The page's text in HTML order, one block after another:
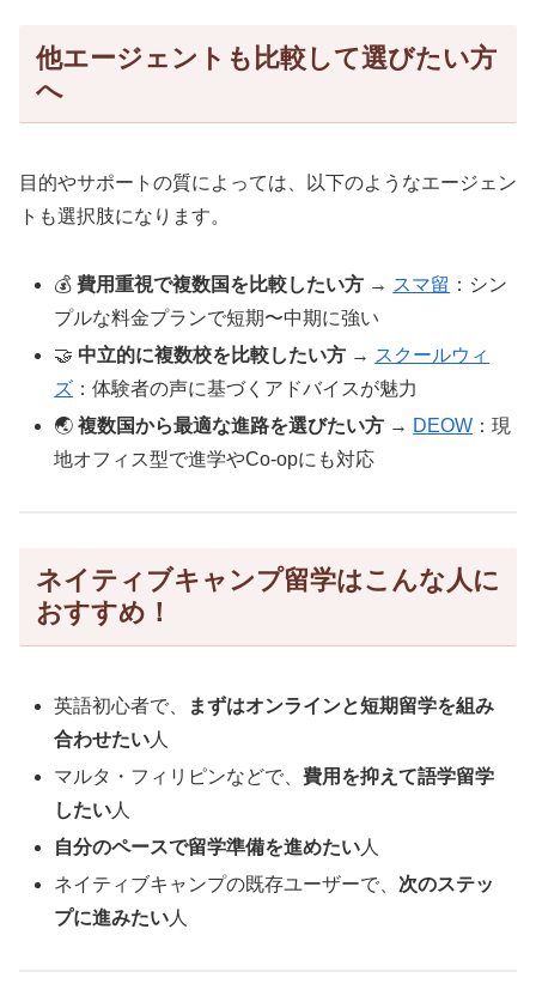
他エージェントも比較して選びたい方
へ
目的やサポートの質によっては、以下のようなエージェン
トも選択肢になります。
💰費用重視で複数国を比較したい方 → スマ留 ：シン
プルな料金プランで短期〜中期に強い
🤝 中立的に複数校を比較したい方 → スクールウィ
ズ ：体験者の声に基づくアドバイスが魅力
🌏複数国から最適な進路を選びたい方 → DEOW ：現
地オフィス型で進学やCo-opにも対応
ネイティブキャンプ留学はこんな人に
おすすめ！
英語初心者で、
まずはオンラインと短期留学を組み
合わせたい 人
マルタ・フィリピンなどで、費用を抑えて語学留学
したい 人
自分のペースで留学準備を進めたい 人
ネイティブキャンプの既存ユーザーで、 次のステッ
プに進みたい 人